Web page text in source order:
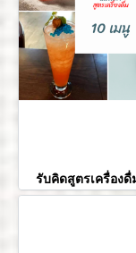
รับคิดสูตรเครื่องดื่